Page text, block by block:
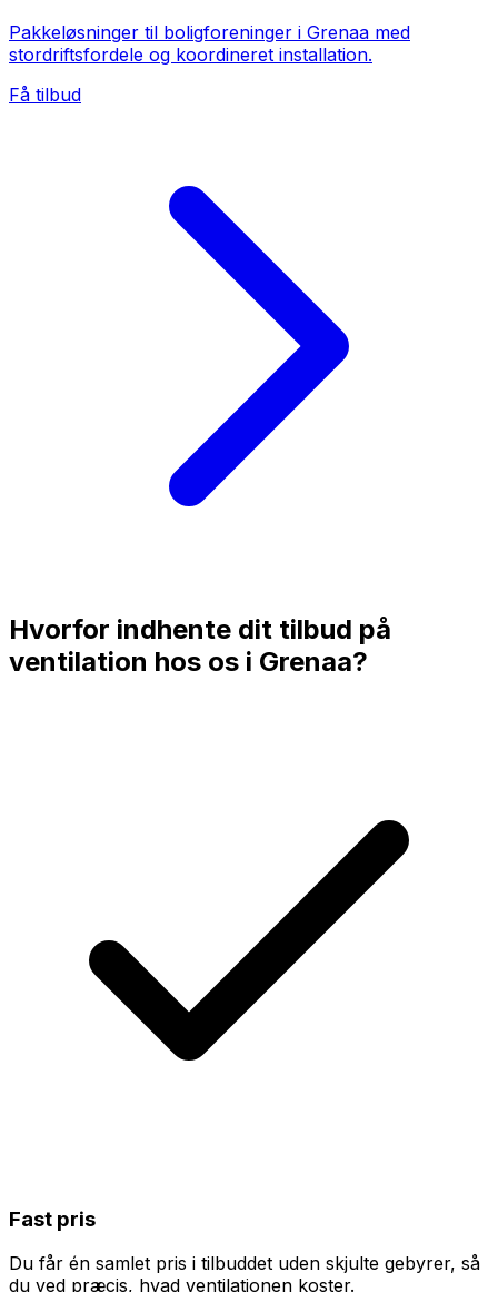
Pakkeløsninger til boligforeninger i Grenaa med
stordriftsfordele og koordineret installation.
Få tilbud
Hvorfor indhente dit tilbud på
ventilation hos os i Grenaa?
Fast pris
Du får én samlet pris i tilbuddet uden skjulte gebyrer, så
du ved præcis, hvad ventilationen koster.